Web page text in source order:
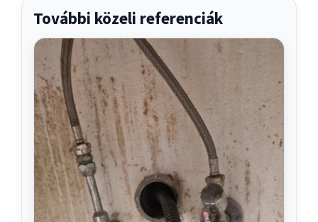
További közeli referenciák